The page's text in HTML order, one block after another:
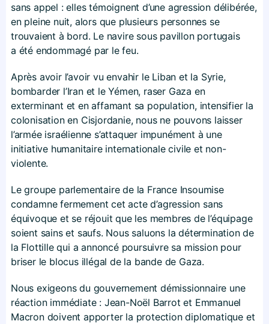
sans appel : elles témoignent d’une agression délibérée,
en pleine nuit, alors que plusieurs personnes se
trouvaient à bord. Le navire sous pavillon portugais
a été endommagé par le feu.
Après avoir l’avoir vu envahir le Liban et la Syrie,
bombarder l’Iran et le Yémen, raser Gaza en
exterminant et en affamant sa population, intensifier la
colonisation en Cisjordanie, nous ne pouvons laisser
l’armée israélienne s’attaquer impunément à une
initiative humanitaire internationale civile et non-
violente.
Le groupe parlementaire de la France Insoumise
condamne fermement cet acte d’agression sans
équivoque et se réjouit que les membres de l’équipage
soient sains et saufs. Nous saluons la détermination de
la Flottille qui a annoncé poursuivre sa mission pour
briser le blocus illégal de la bande de Gaza.
Nous exigeons du gouvernement démissionnaire une
réaction immédiate : Jean-Noël Barrot et Emmanuel
Macron doivent apporter la protection diplomatique et